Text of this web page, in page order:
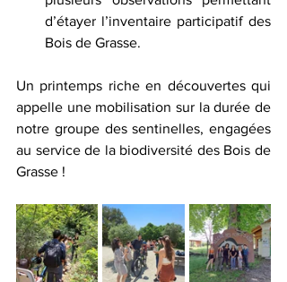
d’étayer l’inventaire participatif des
Bois de Grasse.
Un printemps riche en découvertes qui
appelle une mobilisation sur la durée de
notre groupe des sentinelles, engagées
au service de la biodiversité des Bois de
Grasse !